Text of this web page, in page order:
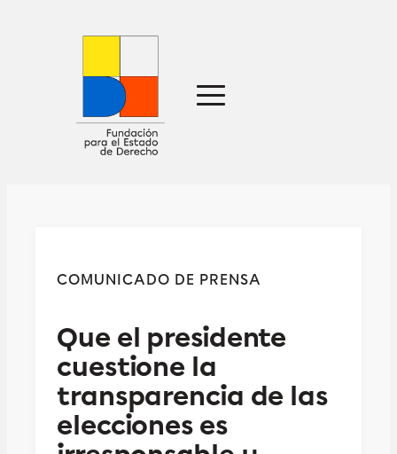
COMUNICADO DE PRENSA
Que el presidente
cuestione la
transparencia de las
elecciones es